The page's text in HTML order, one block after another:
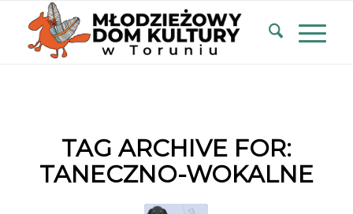
TAG ARCHIVE FOR:
TANECZNO-WOKALNE